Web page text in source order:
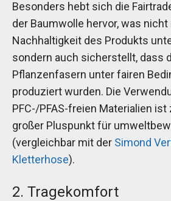
Besonders hebt sich die
der Baumwolle hervor, was nicht
Nachhaltigkeit des Produkts
sondern auch sicherstellt, dass
Pflanzenfasern unter fairen
produziert wurden. Die
PFC-/PFAS-freien Materialien ist
großer Pluspunkt für
(vergleichbar mit der Simond
Kletterhose).
2. Tragekomfort